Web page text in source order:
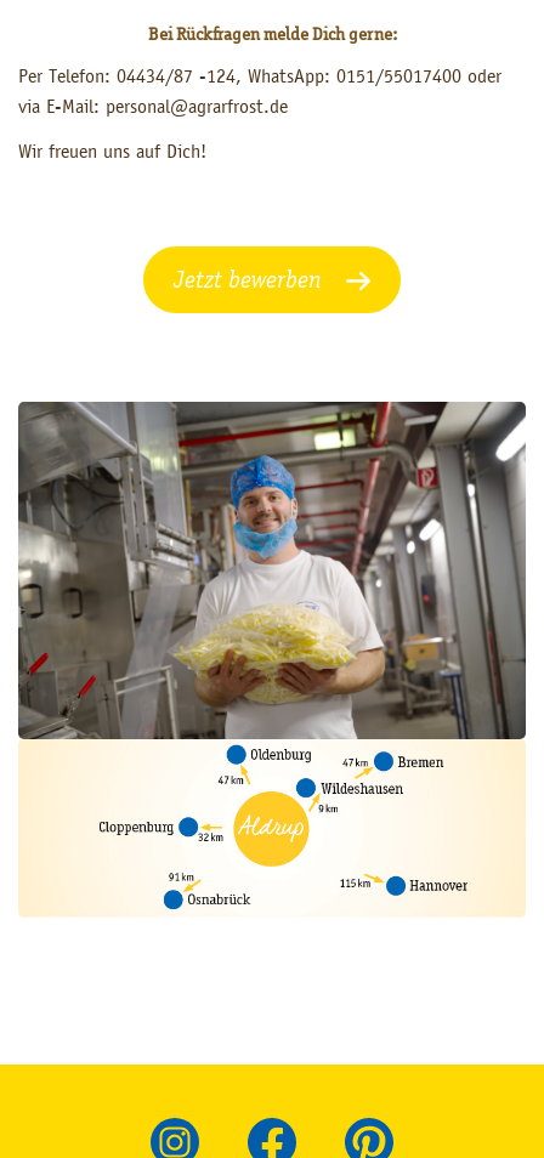
Bei Rückfragen melde Dich gerne:
Per Telefon: 04434/87 -124, WhatsApp: 0151/55017400 oder
via E-Mail: personal@agrarfrost.de
Wir freuen uns auf Dich!
Jetzt bewerben
Drucken